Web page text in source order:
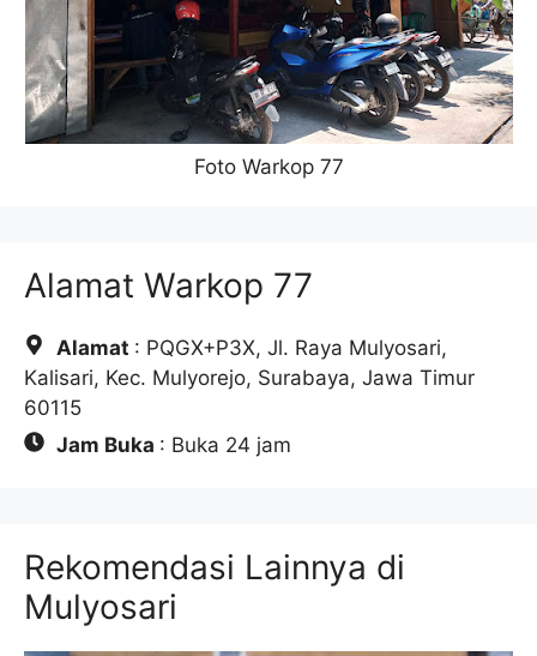
Foto Warkop 77
Alamat Warkop 77
Alamat : PQGX+P3X, Jl. Raya Mulyosari,
Kalisari, Kec. Mulyorejo, Surabaya, Jawa Timur
60115
Jam Buka : Buka 24 jam
Rekomendasi Lainnya di
Mulyosari